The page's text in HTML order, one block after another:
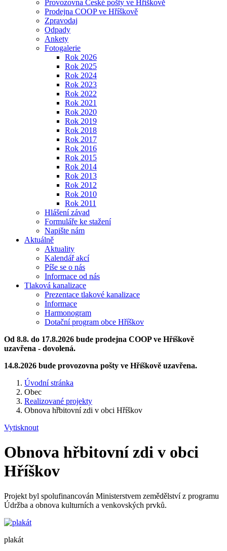
Provozovna České pošty ve Hříškově
Prodejna COOP ve Hříškově
Zpravodaj
Odpady
Ankety
Fotogalerie
Rok 2026
Rok 2025
Rok 2024
Rok 2023
Rok 2022
Rok 2021
Rok 2020
Rok 2019
Rok 2018
Rok 2017
Rok 2016
Rok 2015
Rok 2014
Rok 2013
Rok 2012
Rok 2010
Rok 2011
Hlášení závad
Formuláře ke stažení
Napište nám
Aktuálně
Aktuality
Kalendář akcí
Píše se o nás
Informace od nás
Tlaková kanalizace
Prezentace tlakové kanalizace
Informace
Harmonogram
Dotační program obce Hříškov
Od 8.8. do 17.8.2026 bude prodejna COOP ve Hříškově
uzavřena - dovolená.
14.8.2026 bude provozovna pošty ve Hříškově uzavřena.
Úvodní stránka
Obec
Realizované projekty
Obnova hřbitovní zdi v obci Hříškov
Vytisknout
Obnova hřbitovní zdi v obci
Hříškov
Projekt byl spolufinancován Ministerstvem zemědělství z programu
Údržba a obnova kulturních a venkovských prvků.
plakát